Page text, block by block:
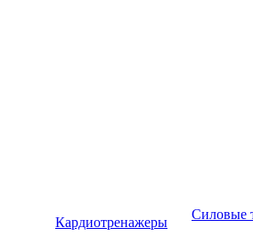
Кардиотренажеры
Силовые